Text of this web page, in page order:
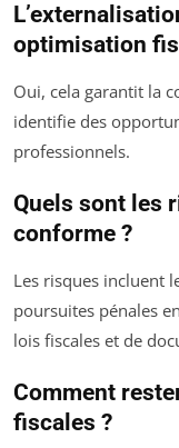
optimisation
Oui, cela garantit la
identifie des
professionnels.
Quels sont les
conforme ?
Les risques incluent
poursuites pénales
lois fiscales et de
Comment
fiscales ?